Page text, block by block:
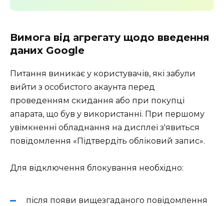
Вимога від агрегату щодо введення
даних Google
Питання виникає у користувачів, які забули
вийти з особистого акаунта перед
проведенням скидання або при покупці
апарата, що був у використанні. При першому
увімкненні обладнання на дисплеї з'явиться
повідомлення «Підтвердіть обліковий запис».
Для відключення блокування необхідно:
після появи вищезгаданого повідомлення